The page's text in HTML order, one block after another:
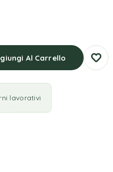
Al Carrello
lavorativi